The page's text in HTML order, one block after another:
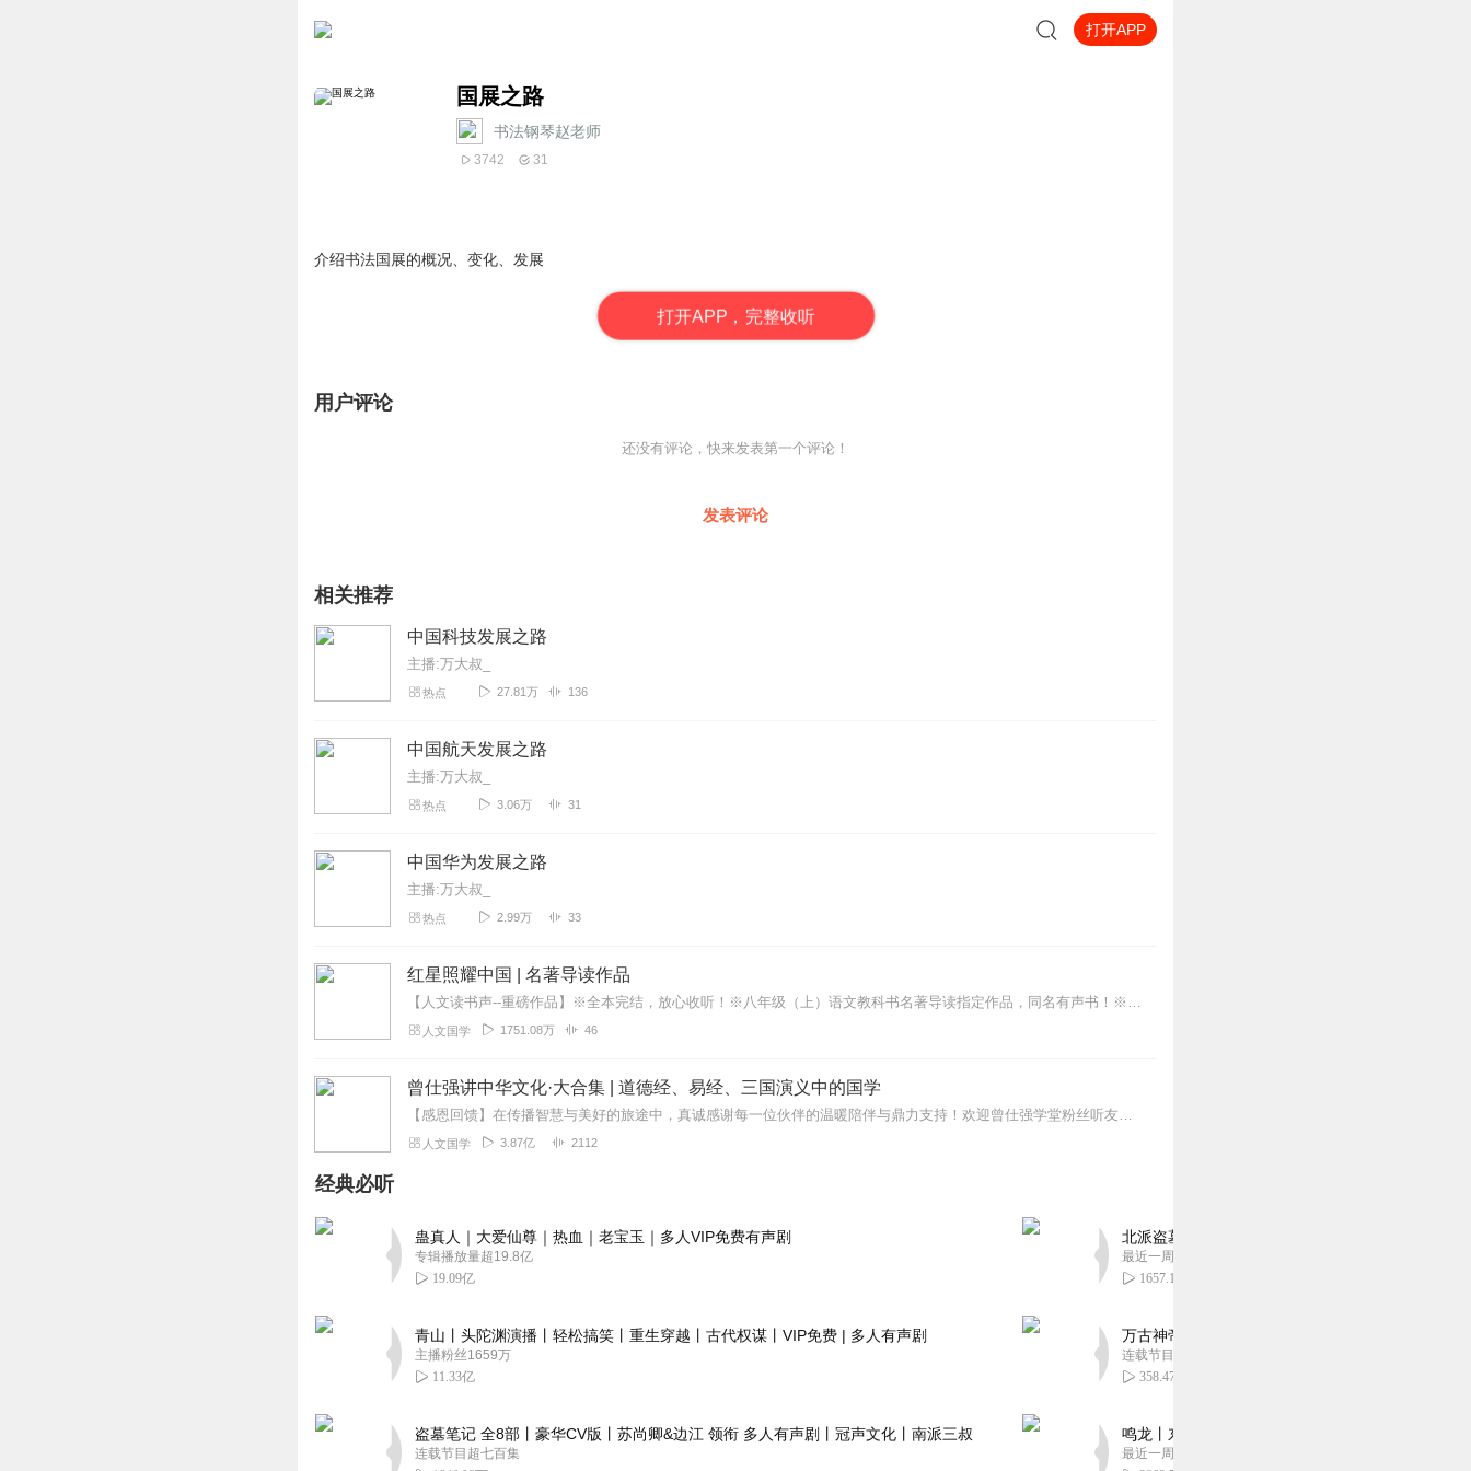
打开APP
国展之路
书法钢琴赵老师
3742 31
介绍书法国展的概况、变化、发展
打开APP，完整收听
用户评论
还没有评论，快来发表第一个评论！
发表评论
相关推荐
中国科技发展之路
主播:万大叔_
热点 27.81万 136
中国航天发展之路
主播:万大叔_
热点 3.06万 31
中国华为发展之路
主播:万大叔_
热点 2.99万 33
红星照耀中国 | 名著导读作品
【人文读书声--重磅作品】※全本完结，放心收听！※八年级（上）语文教科书名著导读指定作品，同名有声书！※著名翻译家董乐山先生权威中文译本！※人民文学出版...
人文国学 1751.08万 46
曾仕强讲中华文化·大合集 | 道德经、易经、三国演义中的国学
【感恩回馈】在传播智慧与美好的旅途中，真诚感谢每一位伙伴的温暖陪伴与鼎力支持！欢迎曾仕强学堂粉丝听友们入群交流，更多新鲜玩法和福利活动等你！添加微信：zengf...
人文国学 3.87亿 2112
经典必听
蛊真人｜大爱仙尊｜热血｜老宝玉｜多人VIP免费有声剧
专辑播放量超19.8亿
19.09亿
青山丨头陀渊演播丨轻松搞笑丨重生穿越丨古代权谋丨VIP免费 | 多人有声剧
主播粉丝1659万
11.33亿
盗墓笔记 全8部丨豪华CV版丨苏尚卿&边江 领衔 多人有声剧丨冠声文化丨南派三叔
连载节目超七百集
北派盗墓笔记丨头陀渊出品丨悬疑灵异丨摸金校尉
最近一周更新
1657.19万
万古神帝丨玄幻丨热血丨紫襟团队演播丨多人有声
连载节目超二百集
358.47万
鸣龙丨东方玄幻丨紫襟团队丨轻松搞笑丨多人有声
最近一周更新